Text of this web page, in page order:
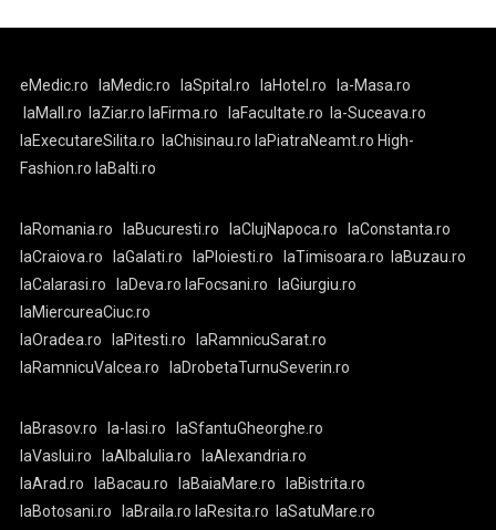
eMedic.ro laMedic.ro laSpital.ro laHotel.ro
la-Masa.ro
laMall.ro
laZiar.ro laFirma.ro laFacultate.ro
la-Suceava.ro
laExecutareSilita.ro
laChisinau.ro laPiatraNeamt.ro High-
Fashion.ro laBalti.ro
laRomania.ro laBucuresti.ro laClujNapoca.ro
laConstanta.ro
laCraiova.ro
laGalati.ro laPloiesti.ro laTimisoara.ro
laBuzau.ro
laCalarasi.ro
laDeva.ro laFocsani.ro
laGiurgiu.ro
laMiercureaCiuc.ro
laOradea.ro
laPitesti.ro
laRamnicuSarat.ro
laRamnicuValcea.ro
laDrobetaTurnuSeverin.ro
laBrasov.ro la-Iasi.ro
laSfantuGheorghe.ro
laVaslui.ro
laAlbaIulia.ro
laAlexandria.ro
laArad.ro
laBacau.ro laBaiaMare.ro
laBistrita.ro
laBotosani.ro
laBraila.ro laResita.ro laSatuMare.ro